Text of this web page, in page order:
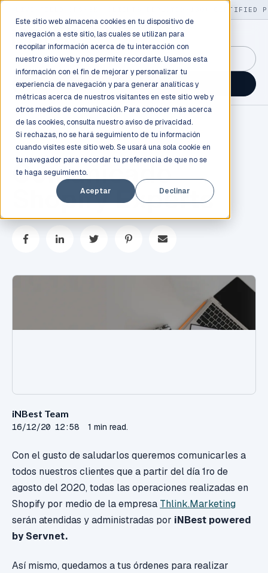
Este sitio web almacena cookies en tu dispositivo de
navegación a este sitio, las cuales se utilizan para
recopilar información acerca de tu interacción con
nuestro sitio web y nos permite recordarte. Usamos esta
información con el fin de mejorar y personalizar tu
experiencia de navegación y para generar analíticas y
métricas acerca de nuestros visitantes en este sitio web y
otros medios de comunicación. Para conocer más acerca
de las cookies, consulta nuestro aviso de privacidad.
Si rechazas, no se hará seguimiento de tu información
cuando visites este sitio web. Se usará una sola cookie en
tu navegador para recordar tu preferencia de que no se
te haga seguimiento.
Aceptar
Declinar
130+ CERTIFIED
GuidancePlex →
Talk to an engineer →
Comunicado
Shopify Experts
iNBest Team
16/12/20 12:58 1 min read.
Con el gusto de saludarlos queremos comunicarles a
todos nuestros clientes quea partir del día 1ro de
agosto del 2020, todas las operaciones realizadas en
Shopify por medio de la empresa Thlink.Marketing
serán atendidas y administradas por iNBest powered
by Servnet.
Así mismo, quedamos a tus órdenes para realizar